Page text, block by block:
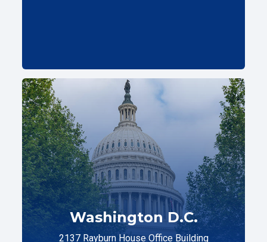
Washington D.C.
2137 Rayburn House Office Building